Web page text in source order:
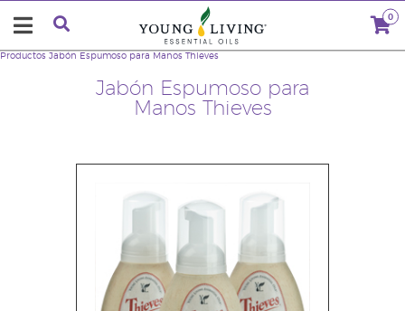
0
Jabón Espumoso para
Manos Thieves
Productos Jabón Espumoso para Manos Thieves